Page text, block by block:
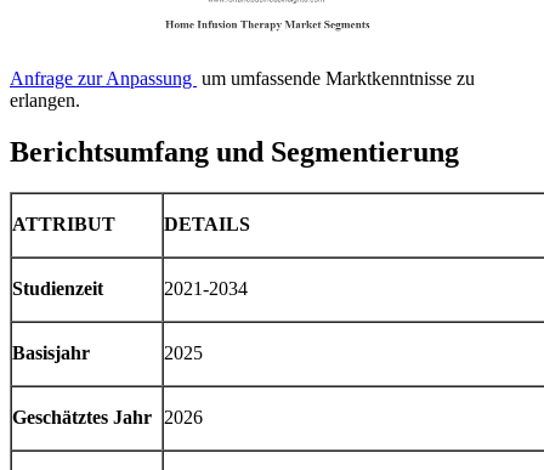
Anfrage zur Anpassung um umfassende Marktkenntnisse zu
erlangen.
Berichtsumfang und Segmentierung
ATTRIBUT DETAILS
Studienzeit 2021-2034
Basisjahr 2025
Geschätztes Jahr 2026